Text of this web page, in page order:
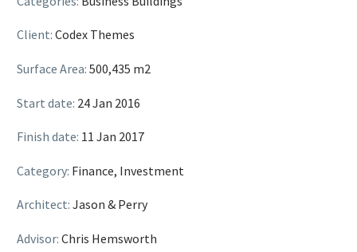
Client: Codex Themes
Surface Area: 500,435 m2
Start date: 24 Jan 2016
Finish date: 11 Jan 2017
Category: Finance, Investment
Architect: Jason & Perry
Advisor: Chris Hemsworth